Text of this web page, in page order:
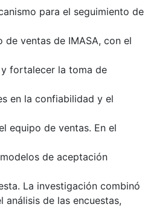
para el seguimiento de
de ventas de IMASA, con el
fortalecer la toma de
en la confiabilidad y el
equipo de ventas. En el
de aceptación
La investigación combinó
de las encuestas,